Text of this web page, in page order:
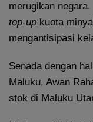
merugikan
top-up kuota
mengantisipasi
Senada dengan
Maluku, Awan
stok di Maluku